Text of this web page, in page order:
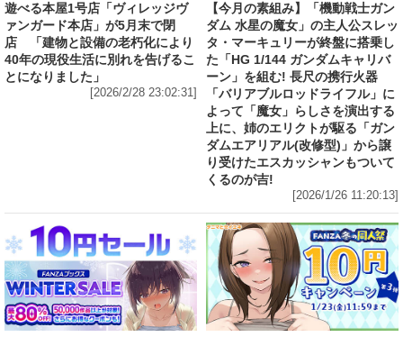
遊べる本屋1号店「ヴィレッジヴ
ァンガード本店」が5月末で閉
店 「建物と設備の老朽化により
40年の現役生活に別れを告げるこ
とになりました」
[2026/2/28 23:02:31]
【今月の素組み】「機動戦士ガン
ダム 水星の魔女」の主人公スレッ
タ・マーキュリーが終盤に搭乗し
た「HG 1/144 ガンダムキャリバ
ーン」を組む! 長尺の携行火器
「バリアブルロッドライフル」に
よって「魔女」らしさを演出する
上に、姉のエリクトが駆る「ガン
ダムエアリアル(改修型)」から譲
り受けたエスカッシャンもついて
くるのが吉!
[2026/1/26 11:20:13]